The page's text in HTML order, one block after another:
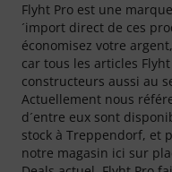
Flyht Pro est une
´import direct de ces
économisez votre
car tous les articles
constructeurs aussi au
Actuellement nous
d´entre eux sont
stock à Treppendorf, et
notre magasin ici sur